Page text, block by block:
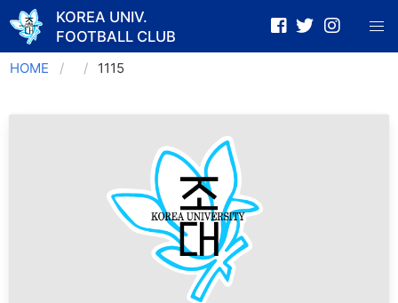
Skip
to
KOREA UNIV.
FOOTBALL CLUB
HOME 1115